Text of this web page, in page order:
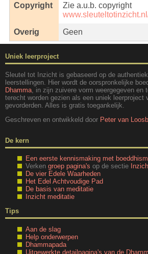
Copyright
Zie a.u.b. copyright
Overig
Geen
Uniek leerproject
Sleutel tot Inzicht is gebaseerd op de
leerstellingen. Hier wordt de oorspronkelijke
Dhamma, in zijn zuivere vorm weergegeven en
terecht worden gezien als een uniek leerproject
gevorderden. Alles is gratis toegankelijk.
Geschreven en ontwikkeld door Peter van
De kern
Een eerste kennismaking met
Verken groep pagina's op de sectie
De vier Edele Waarheden
Het Edel Achtvoudige Pad
De basis van meditatie
Inzicht meditatie
Tips
Aan de slag
Help onderwerpen
Dhammapada
Uitgewerkte detailpagina's van de